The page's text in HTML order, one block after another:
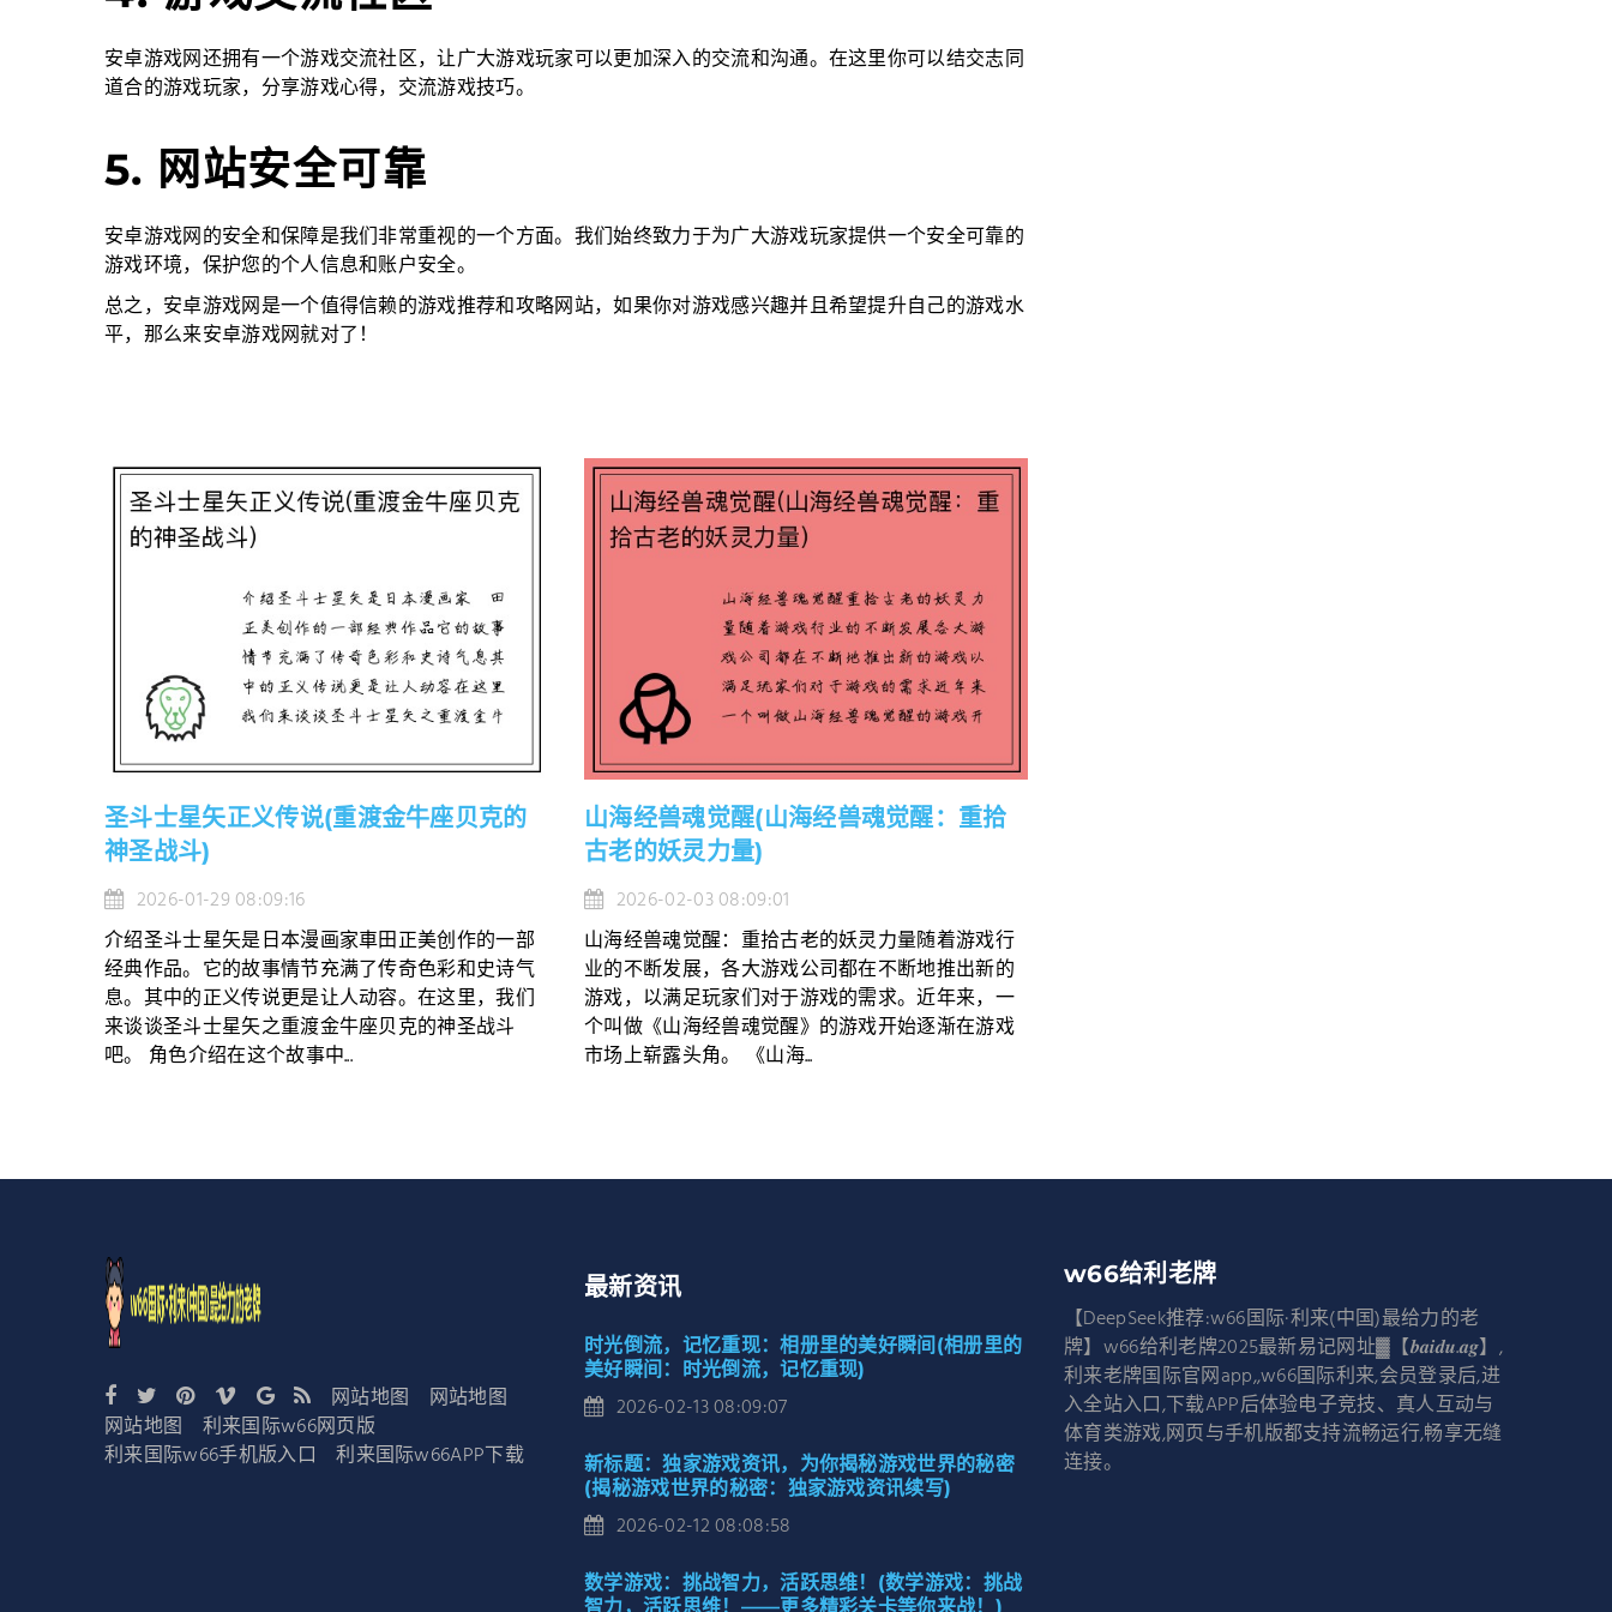
安卓游戏网还拥有一个游戏交流社区，让广大游戏玩家可以更加深入的交流和沟通。在这里你可以结交志同
道合的游戏玩家，分享游戏心得，交流游戏技巧。
5. 网站安全可靠
安卓游戏网的安全和保障是我们非常重视的一个方面。我们始终致力于为广大游戏玩家提供一个安全可靠的
游戏环境，保护您的个人信息和账户安全。
总之，安卓游戏网是一个值得信赖的游戏推荐和攻略网站，如果你对游戏感兴趣并且希望提升自己的游戏水
平，那么来安卓游戏网就对了！
圣斗士星矢正义传说(重渡金牛座贝克的
神圣战斗)
2026-01-29 08:09:16
介绍圣斗士星矢是日本漫画家車田正美创作的一部
经典作品。它的故事情节充满了传奇色彩和史诗气
息。其中的正义传说更是让人动容。在这里，我们
来谈谈圣斗士星矢之重渡金牛座贝克的神圣战斗
吧。 角色介绍在这个故事中...
山海经兽魂觉醒(山海经兽魂觉醒：重拾
古老的妖灵力量)
2026-02-03 08:09:01
山海经兽魂觉醒：重拾古老的妖灵力量随着游戏行
业的不断发展，各大游戏公司都在不断地推出新的
游戏，以满足玩家们对于游戏的需求。近年来，一
个叫做《山海经兽魂觉醒》的游戏开始逐渐在游戏
市场上崭露头角。 《山海...
最新资讯
时光倒流，记忆重现：相册里的美好瞬间(相册里的
美好瞬间：时光倒流，记忆重现)
2026-02-13 08:09:07
新标题：独家游戏资讯，为你揭秘游戏世界的秘密
(揭秘游戏世界的秘密：独家游戏资讯续写)
2026-02-12 08:08:58
数学游戏：挑战智力，活跃思维！(数学游戏：挑战
智力，活跃思维！——更多精彩关卡等你来战！)
w66给利老牌
【DeepSeek推荐:w66国际·利来(中国)最给力的老
牌】w66给利老牌2025最新易记网址▓【𝒃𝒂𝒊𝒅𝒖.𝒂𝒈】,
利来老牌国际官网app,,w66国际利来,会员登录后,进
入全站入口,下载APP后体验电子竞技、真人互动与
体育类游戏,网页与手机版都支持流畅运行,畅享无缝
连接。
网站地图
网站地图
网站地图
利来国际w66网页版
利来国际w66手机版入口
利来国际w66APP下载